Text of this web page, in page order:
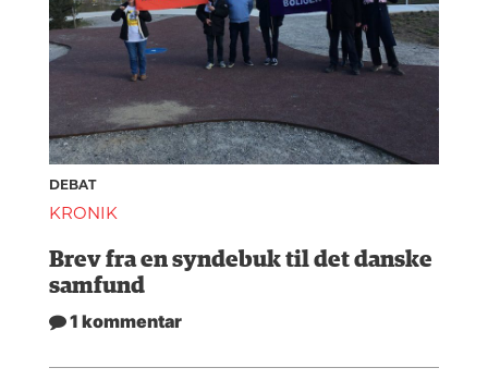
DEBAT
KRONIK
Brev fra en syndebuk til det danske
samfund
1 kommentar